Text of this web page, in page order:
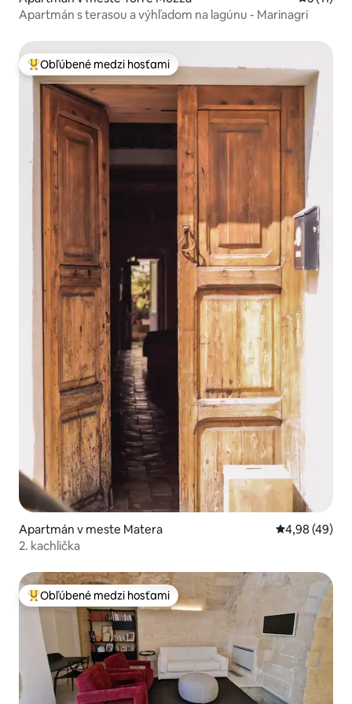
Apartmán s terasou a výhľadom na lagúnu - Marinagri
Najobľúbenejšie medzi hosťami
Obľúbené medzi hosťami
Apartmán v meste Matera Priemerné
4,98 (49)
2. kachlička
Najobľúbenejšie medzi hosťami
Obľúbené medzi hosťami